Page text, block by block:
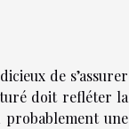
de s’assurer
doit refléter la
une